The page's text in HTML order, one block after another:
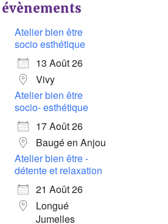
Atelier bien être
socio esthétique
13 Août 26
Vivy
Atelier bien être
socio- esthétique
17 Août 26
Baugé en Anjou
Atelier bien être -
détente et relaxation
21 Août 26
Longué
Jumelles